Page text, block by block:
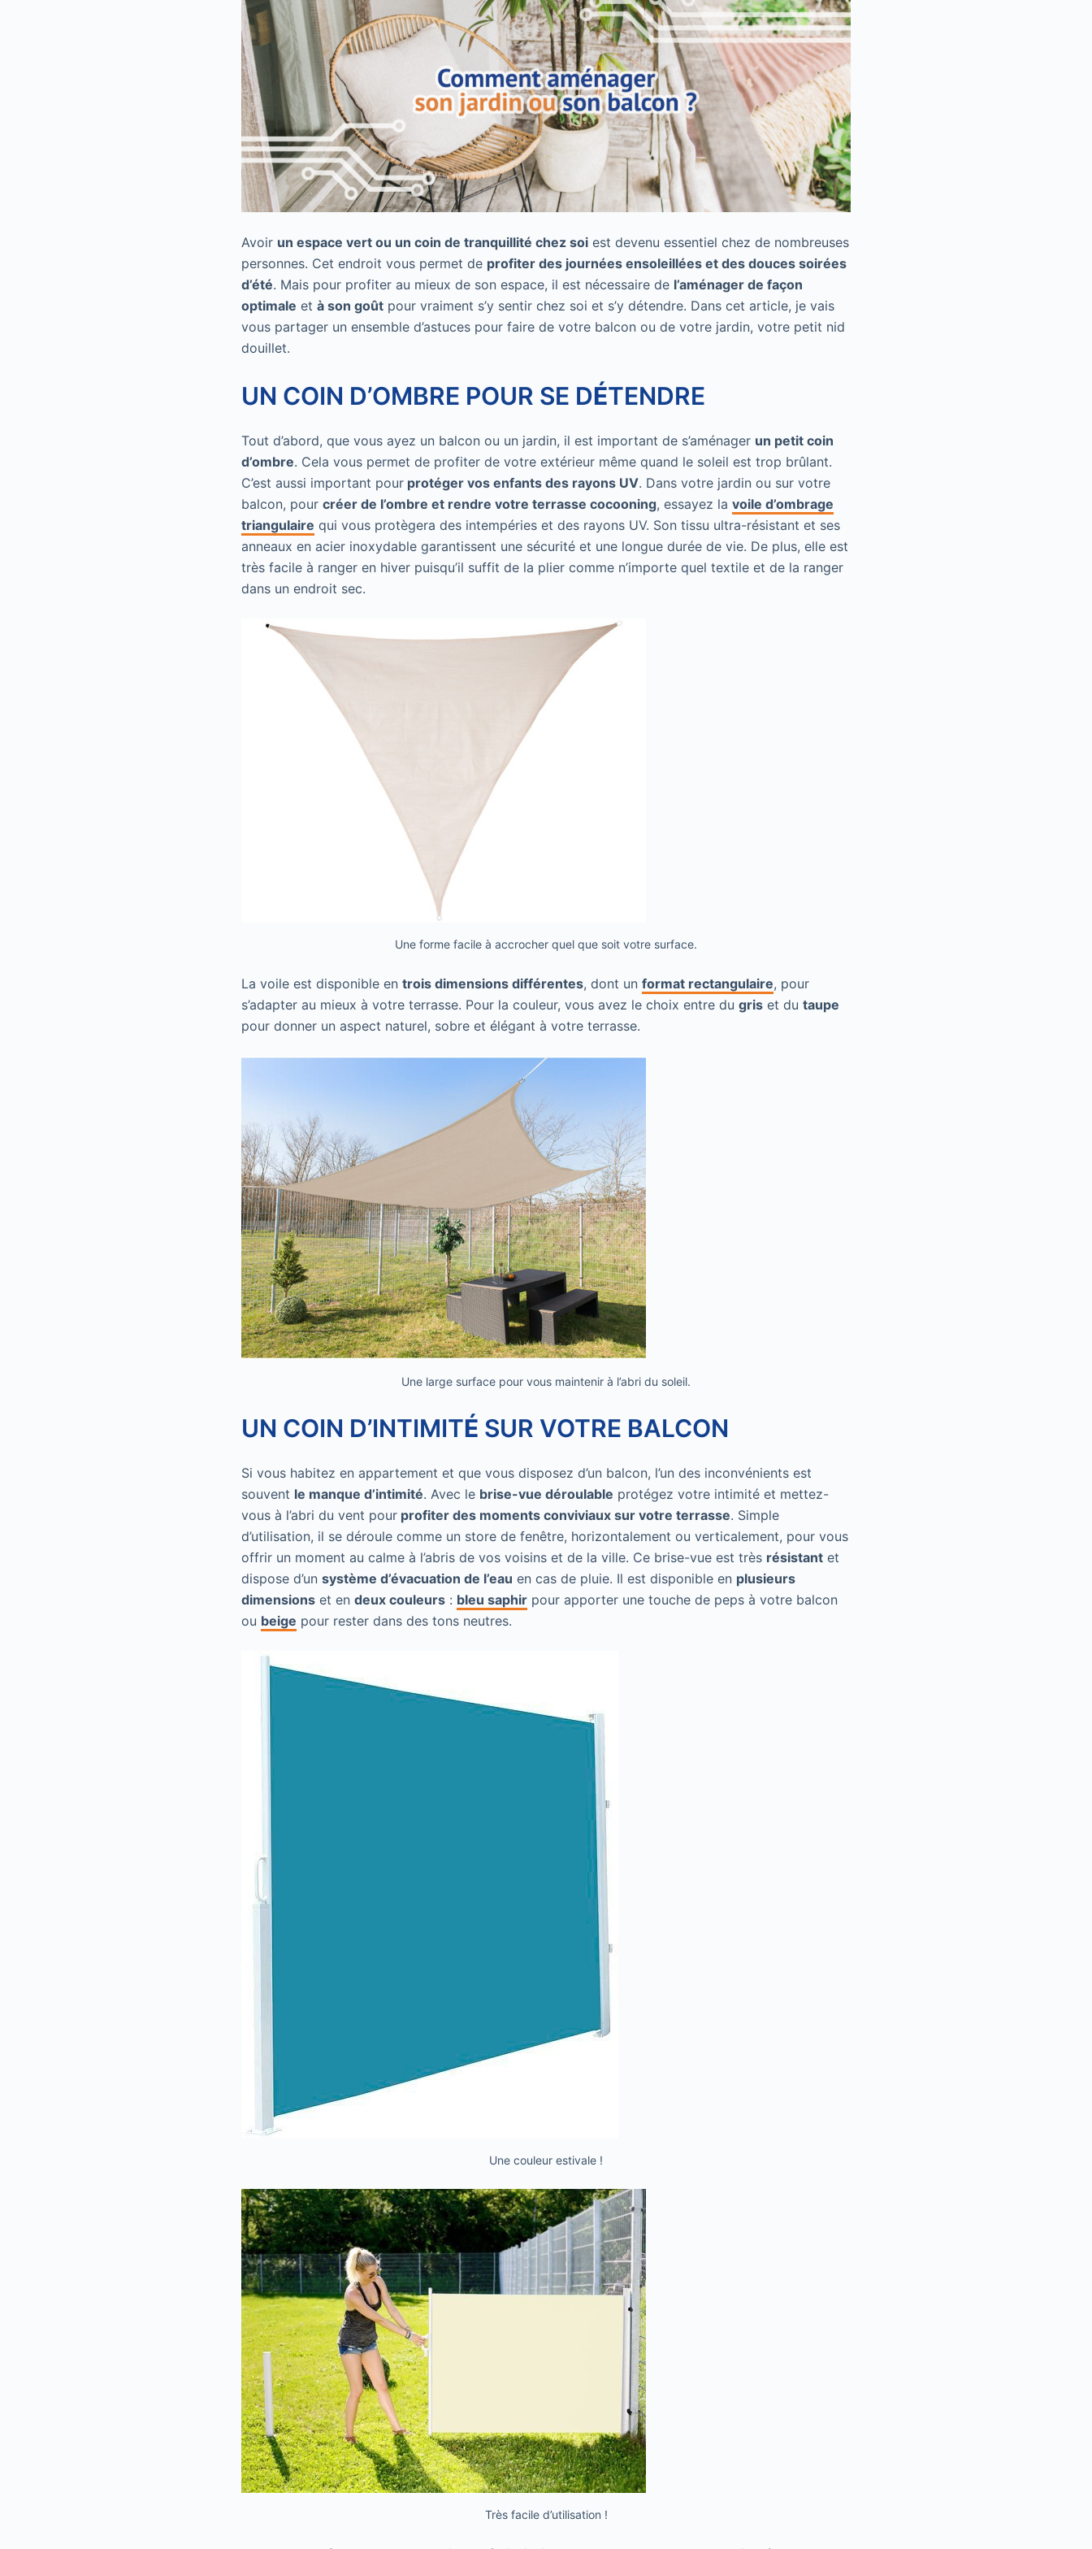
Avoir un espace vert ou un coin de tranquillité chez soi est devenu essentiel chez de nombreuses
personnes. Cet endroit vous permet de profiter des journées ensoleillées et des douces soirées
d’été. Mais pour profiter au mieux de son espace, il est nécessaire de l’aménager de façon
optimale et à son goût pour vraiment s’y sentir chez soi et s’y détendre. Dans cet article, je vais
vous partager un ensemble d’astuces pour faire de votre balcon ou de votre jardin, votre petit nid
douillet.
UN COIN D’OMBRE POUR SE DÉTENDRE
Tout d’abord, que vous ayez un balcon ou un jardin, il est important de s’aménager un petit coin
d’ombre. Cela vous permet de profiter de votre extérieur même quand le soleil est trop brûlant.
C’est aussi important pour protéger vos enfants des rayons UV. Dans votre jardin ou sur votre
balcon, pour créer de l’ombre et rendre votre terrasse cocooning, essayez la voile d’ombrage
triangulaire qui vous protègera des intempéries et des rayons UV. Son tissu ultra-résistant et ses
anneaux en acier inoxydable garantissent une sécurité et une longue durée de vie. De plus, elle est
très facile à ranger en hiver puisqu’il suffit de la plier comme n’importe quel textile et de la ranger
dans un endroit sec.
Une forme facile à accrocher quel que soit votre surface.
La voile est disponible en trois dimensions différentes, dont un format rectangulaire, pour
s’adapter au mieux à votre terrasse. Pour la couleur, vous avez le choix entre du gris et du taupe
pour donner un aspect naturel, sobre et élégant à votre terrasse.
Une large surface pour vous maintenir à l’abri du soleil.
UN COIN D’INTIMITÉ SUR VOTRE BALCON
Si vous habitez en appartement et que vous disposez d’un balcon, l’un des inconvénients est
souvent le manque d’intimité. Avec le brise-vue déroulable protégez votre intimité et mettez-
vous à l’abri du vent pour profiter des moments conviviaux sur votre terrasse. Simple
d’utilisation, il se déroule comme un store de fenêtre, horizontalement ou verticalement, pour vous
offrir un moment au calme à l’abris de vos voisins et de la ville. Ce brise-vue est très résistant et
dispose d’un système d’évacuation de l’eau en cas de pluie. Il est disponible en plusieurs
dimensions et en deux couleurs : bleu saphir pour apporter une touche de peps à votre balcon
ou beige pour rester dans des tons neutres.
Une couleur estivale !
Très facile d’utilisation !